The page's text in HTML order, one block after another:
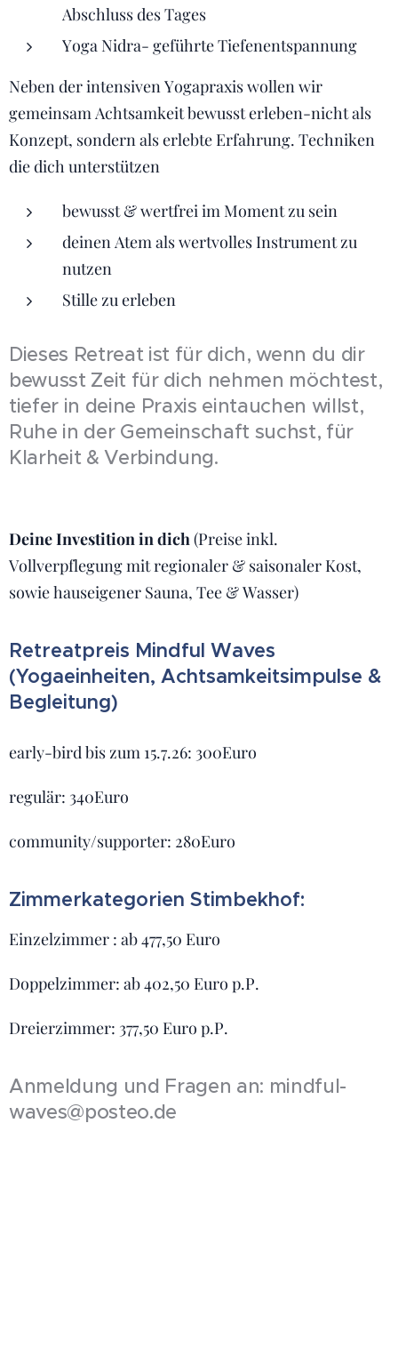
Abschluss des Tages
Yoga Nidra- geführte Tiefenentspannung
Neben der intensiven Yogapraxis wollen wir
gemeinsam Achtsamkeit bewusst erleben-nicht als
Konzept, sondern als erlebte Erfahrung. Techniken
die dich unterstützen
bewusst & wertfrei im Moment zu sein
deinen Atem als wertvolles Instrument zu
nutzen
Stille zu erleben
Dieses Retreat ist für dich, wenn du dir
bewusst Zeit für dich nehmen möchtest,
tiefer in deine Praxis eintauchen willst,
Ruhe in der Gemeinschaft suchst, für
Klarheit & Verbindung.
Deine Investition in dich(Preise inkl.
Vollverpflegung mit regionaler & saisonaler Kost,
sowie hauseigener Sauna, Tee & Wasser)
Retreatpreis Mindful Waves
(Yogaeinheiten, Achtsamkeitsimpulse &
Begleitung)
early-bird bis zum 15.7.26: 300Euro
regulär: 340Euro
community/supporter: 280Euro
Zimmerkategorien Stimbekhof:
Einzelzimmer : ab 477,50 Euro
Doppelzimmer: ab 402,50 Euro p.P.
Dreierzimmer: 377,50 Euro p.P.
Anmeldung und Fragen an: mindful-
waves@posteo.de